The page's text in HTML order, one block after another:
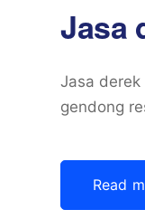
Jasa
Jasa
gendong
Read